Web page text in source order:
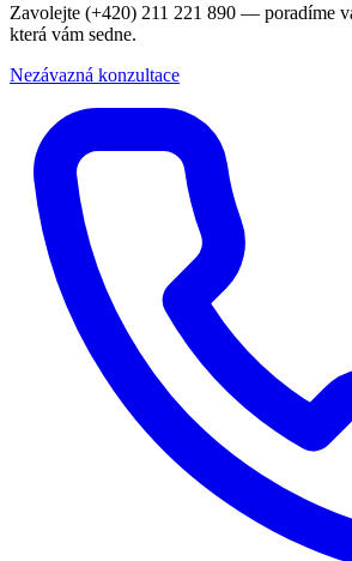
Zavolejte (+420) 211 221 890 — poradíme
která vám sedne.
Nezávazná konzultace